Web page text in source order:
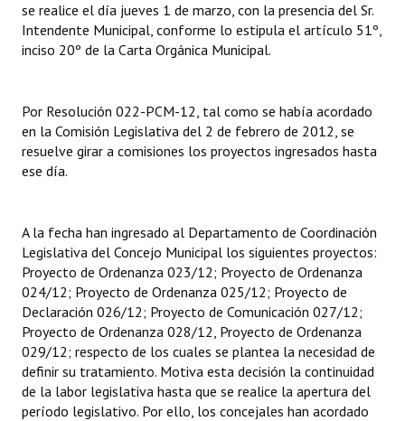
Resoluciones
Resoluciones de Presidencia
Antiguos Pobladores
Noticias Destacadas
Datos Históricos
Premio al Mérito - Registro
Audiencias Públicas - Registro
Mujeres que Dejaron Huellas - Registro
Periodistas Decanos - Registro
se realice el día jueves 1 de marzo, con la presencia del Sr.
Intendente Municipal, conforme lo estipula el artículo 51º,
inciso 20º de la Carta Orgánica Municipal.
Por Resolución 022-PCM-12, tal como se había acordado
en la Comisión Legislativa del 2 de febrero de 2012, se
resuelve girar a comisiones los proyectos ingresados hasta
ese día.
A la fecha han ingresado al Departamento de Coordinación
Legislativa del Concejo Municipal los siguientes proyectos:
Proyecto de Ordenanza 023/12; Proyecto de Ordenanza
024/12; Proyecto de Ordenanza 025/12; Proyecto de
Declaración 026/12; Proyecto de Comunicación 027/12;
Proyecto de Ordenanza 028/12, Proyecto de Ordenanza
029/12; respecto de los cuales se plantea la necesidad de
definir su tratamiento. Motiva esta decisión la continuidad
de la labor legislativa hasta que se realice la apertura del
período legislativo. Por ello, los concejales han acordado